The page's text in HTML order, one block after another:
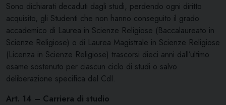
Sono dichiarati decaduti dagli studi, perdendo ogni diritto
acquisito, gli Studenti che non hanno conseguito il grado
accademico di Laurea in Scienze Religiose (Baccalaureato in
Scienze Religiose) o di Laurea Magistrale in Scienze Religiose
(Licenza in Scienze Religiose) trascorsi dieci anni dall’ultimo
esame sostenuto per ciascun ciclo di studi o salvo
deliberazione specifica del CdI.
Art. 14 – Carriera di studio